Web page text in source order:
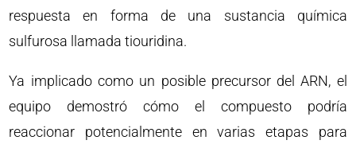
respuesta en forma de una sustancia química
sulfurosa llamada tiouridina.
Ya implicado como un posible precursor del ARN, el
equipo demostró cómo el compuesto podría
reaccionar potencialmente en varias etapas para